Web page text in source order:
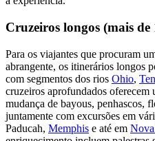
Cruzeiros longos (mais de
Para os viajantes que procuram
abrangente, os itinerários longos
com segmentos dos rios Ohio,
cruzeiros aprofundados oferecem
mudança de bayous, penhascos,
juntamente com excursões em
Paducah, Memphis e até em